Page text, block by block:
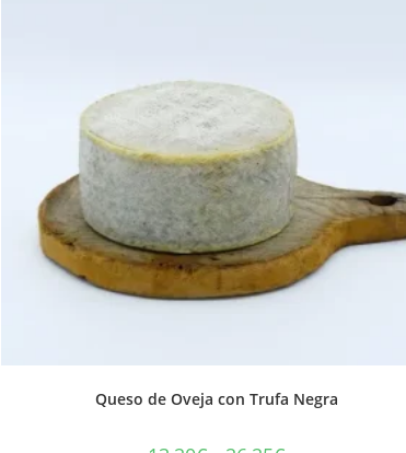
Queso de Oveja con Trufa Negra